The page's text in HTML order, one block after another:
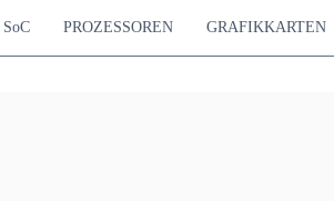
SoC PROZESSOREN GRAFIKKARTEN